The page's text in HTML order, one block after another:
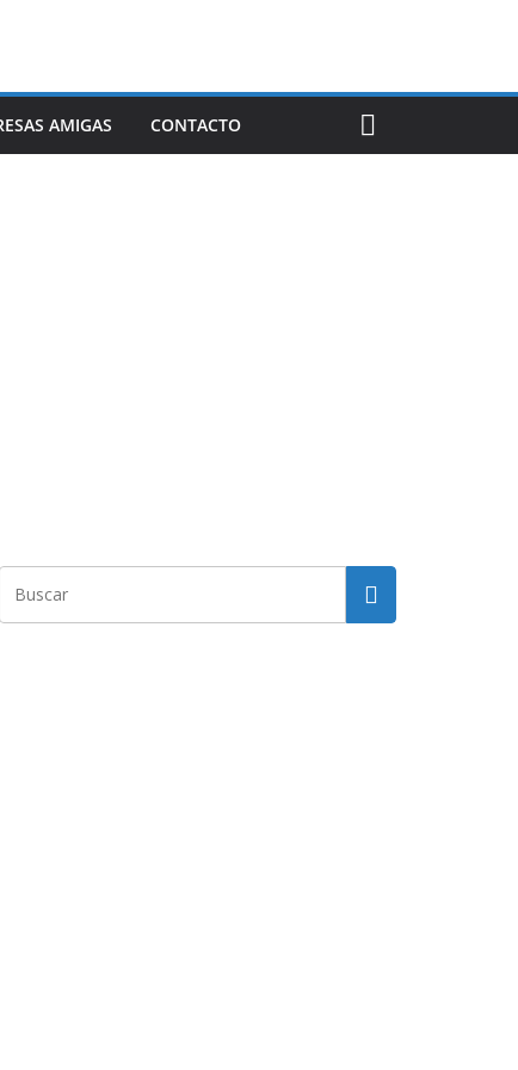
AMIGAS CONTACTO